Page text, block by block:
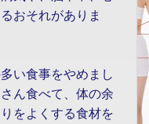
おそれがありま
い食事をやめまし
ん食べて、体の余
をよくする食材を